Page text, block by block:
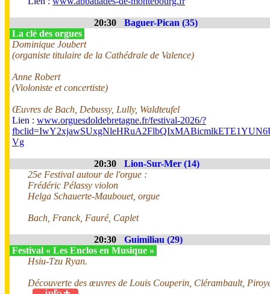
20:30
Baguer-Pican (35)
La clé des orgues
Dominique Joubert
(organiste titulaire de la Cathédrale de Valence)
Anne Robert
(Violoniste et concertiste)
Œuvres de Bach, Debussy, Lully, Waldteufel
Lien : www.orguesdoldebretagne.fr/festival-2026/?
Vg
20:30
Lion-Sur-Mer (14)
25e Festival autour de l'orgue :
Frédéric Pélassy violon
Helga Schauerte-Maubouet, orgue
Bach, Franck, Fauré, Caplet
20:30
Guimiliau (29)
Festival « Les Enclos en Musique »
Hsiu-Tzu Ryan.
Découverte des œuvres de Louis Couperin, Clérambault,